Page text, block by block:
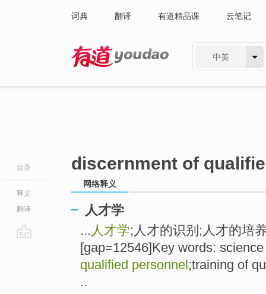
词典 翻译 有道精品课 云笔记
中英
目录
释义
翻译
discernment of
网络释义
人才学
... 人才学;人才的识别;人才的培
[gap=12546]Key words:
qualified personnel ;training of
..